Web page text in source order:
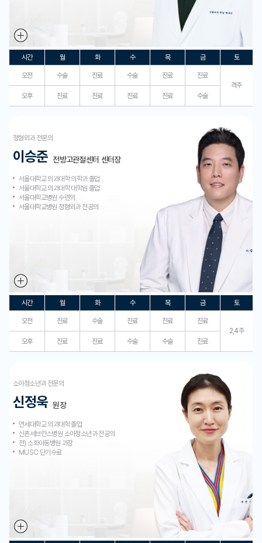
시간 월 화 수 목 금 토
오전 수술 진료 수술 진료
진료
격주
오후
진료 진료 진료 진료 수술
정형외과 전문의
이승준 전방고관절센터 센터장
서울대학교 의과대학 의학과 졸업
서울대학교 의과대학 대학원 졸업
서울대학교병원 수련의
서울대학교병원 정형외과 전공의
시간 월 화 수 목 금 토
오전 진료 수술 진료 진료
진료
2,4주
오후
진료 진료 수술 수술 진료
소아청소년과 전문의
신정욱 원장
연세대학교 의과대학 졸업
신촌세브란스병원 소아청소년과 전공의
전) 소화아동병원 과장
MUSC 단기수료